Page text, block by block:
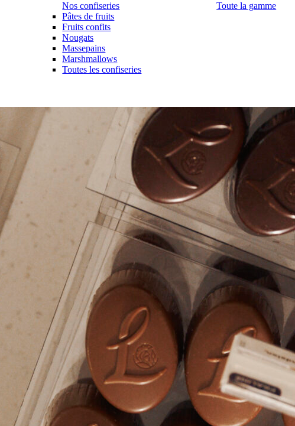
Nos confiseries
Pâtes de fruits
Fruits confits
Nougats
Massepains
Marshmallows
Toutes les confiseries
Toute la gamme